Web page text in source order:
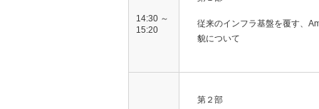
14:30 ～
15:20
従来のインフラ基盤を覆す、
貌について
第２部